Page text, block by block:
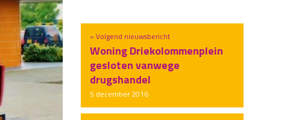
» Volgend nieuwsbericht
Woning Driekolommenplein
gesloten vanwege
drugshandel
5 december 2016